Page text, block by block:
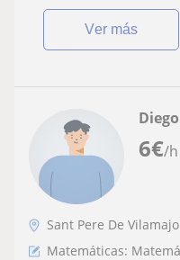
ver más
6€/h
Diego
Sant Pere De
Matemáticas: